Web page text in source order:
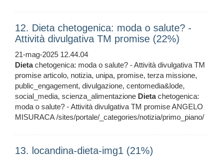
12. Dieta chetogenica: moda o salute? -
Attività divulgativa TM promise (22%)
21-mag-2025 12.44.04
Dietachetogenica: moda o salute? - Attività divulgativa TM
promise articolo, notizia, unipa, promise, terza missione,
public_engagement, divulgazione, centomedia&lode,
social_media, scienza_alimentazione Dietachetogenica:
moda o salute? - Attività divulgativa TM promise ANGELO
MISURACA /sites/portale/_categories/notizia/primo_piano/
13. locandina-dieta-img1 (21%)